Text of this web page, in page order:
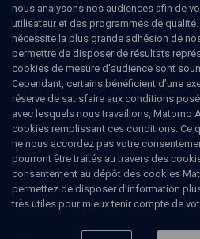
Philippe Tapiero était le compagnon
enseignant de Talmud et philosophe.
Ajouter Partager J’aime
Tous 1 Vidéos 1
nous analysons nos audiences afin de
utilisateur et des programmes de
nécessite la plus grande adhésion de
permettre de disposer de résultats
cookies de mesure d’audience sont
Cependant, certains bénéficient d’une
réserve de satisfaire aux conditions
avec lesquels nous travaillons, Matomo
cookies remplissant ces conditions. Ce
ne nous accordez pas votre
pourront être traités au travers des
consentement au dépôt des cookies
permettez de disposer d’information
très utiles pour mieux tenir compte de